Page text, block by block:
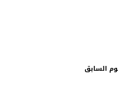
السابق